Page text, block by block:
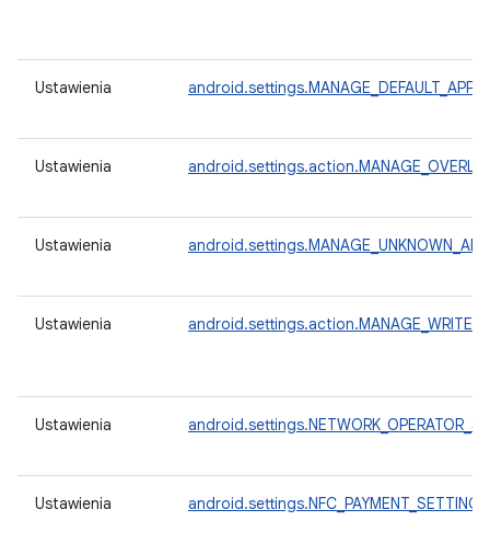
Ustawienia
Ustawienia
Ustawienia
Ustawienia
Ustawienia
Ustawienia android.settings.NFC_PAYMENT_SETTINGS